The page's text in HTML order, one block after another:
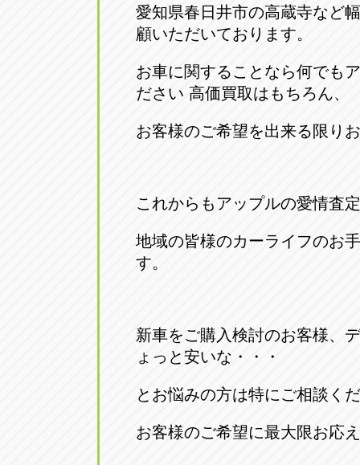
0587-66-
オートフ
052-400-
トラック
愛知県岩倉市大地町長田35-1
オートフレンド
愛知県清須市春日砂賀東114
愛知県春日井市の高蔵寺など
顧いただいております。
お車に関することなら何でも
ださい 高価買取はもちろん、
お客様のご希望を出来る限り
これからもアップルの愛情査
地域の皆様のカーライフのお
す。
新車をご購入検討のお客様、
ょっと安いな・・・
とお悩みの方は特にご相談く
お客様のご希望に最大限お応